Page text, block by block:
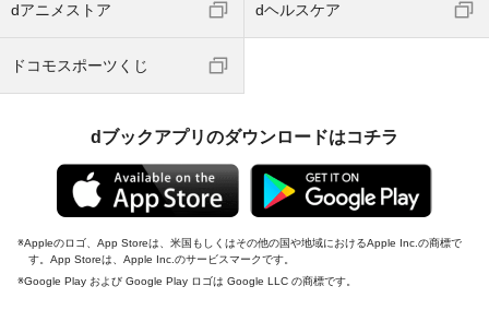
dアニメストア dヘルスケア
ドコモスポーツくじ
dブックアプリのダウンロードはコチラ
Appleのロゴ、App Storeは、米国もしくはその他の国や地域におけるApple Inc.の商標で
す。App Storeは、Apple Inc.のサービスマークです。
Google Play および Google Play ロゴは Google LLC の商標です。